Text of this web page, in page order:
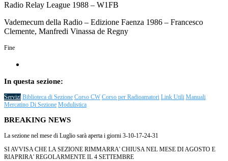
Radio Relay League 1988 – W1FB
Vademecum della Radio – Edizione Faenza 1986 – Francesco
Clemente, Manfredi Vinassa de Regny
Fine
In questa sezione:
Servizi Biblioteca di Sezione Corso CW Corso per Radioamatori Link Utili Manuali
Mercatino Di Sezione Modulistica
BREAKING NEWS
La sezione nel mese di Luglio sarà aperta i giorni 3-10-17-24-31
SI AVVISA CHE LA SEZIONE RIMMARRA' CHIUSA NEL MESE DI AGOSTO E
RIAPRIRA' REGOLARMENTE IL 4 SETTEMBRE